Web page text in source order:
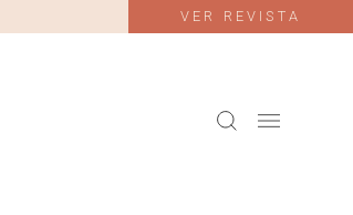
VER REVISTA